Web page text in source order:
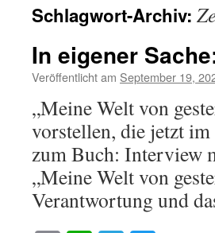
Schlagwort-Archiv:
In eigener
Veröffentlicht am September 19,
„Meine Welt von
vorstellen, die jetzt
zum Buch: Interview
„Meine Welt von
Verantwortung und